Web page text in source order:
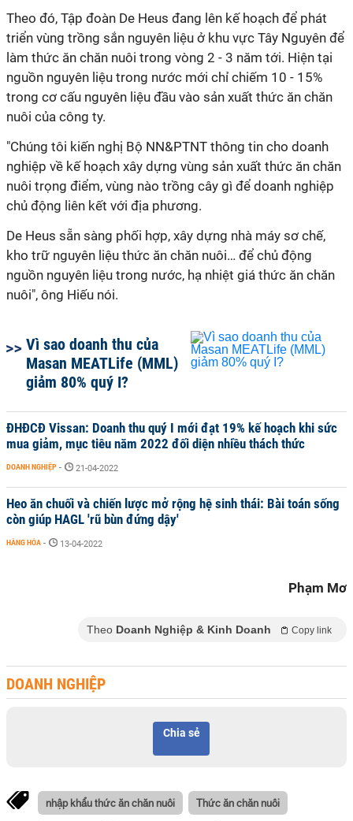
Theo đó, Tập đoàn De Heus đang lên kế hoạch để phát
triển vùng trồng sắn nguyên liệu ở khu vực Tây Nguyên để
làm thức ăn chăn nuôi trong vòng 2 - 3 năm tới. Hiện tại
nguồn nguyên liệu trong nước mới chỉ chiếm 10 - 15%
trong cơ cấu nguyên liệu đầu vào sản xuất thức ăn chăn
nuôi của công ty.
"Chúng tôi kiến nghị Bộ NN&PTNT thông tin cho doanh
nghiệp về kế hoạch xây dựng vùng sản xuất thức ăn chăn
nuôi trọng điểm, vùng nào trồng cây gì để doanh nghiệp
chủ động liên kết với địa phương.
De Heus sẵn sàng phối hợp, xây dựng nhà máy sơ chế,
kho trữ nguyên liệu thức ăn chăn nuôi… để chủ động
nguồn nguyên liệu trong nước, hạ nhiệt giá thức ăn chăn
nuôi", ông Hiếu nói.
Vì sao doanh thu của
Masan MEATLife (MML)
giảm 80% quý I?
ĐHĐCĐ Vissan: Doanh thu quý I mới đạt 19% kế hoạch khi sức
mua giảm, mục tiêu năm 2022 đối diện nhiều thách thức
DOANH NGHIỆP - 21-04-2022
Heo ăn chuối và chiến lược mở rộng hệ sinh thái: Bài toán sống
còn giúp HAGL 'rũ bùn đứng dậy'
HÀNG HÓA - 13-04-2022
Phạm Mơ
Theo Doanh Nghiệp & Kinh Doanh Copy link
DOANH NGHIỆP
Chia sẻ
nhập khẩu thức ăn chăn nuôi Thức ăn chăn nuôi